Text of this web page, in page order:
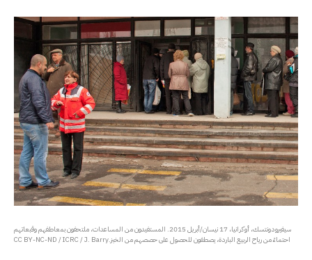
سيفيرودونتسك، أوكرانيا، 17 نيسان/أبريل 2015. المستفيدون من المساعدات، ملتحفون بمعاطفهم وقبعاتهم
احتماءً من رياح الربيع الباردة، يصطفون للحصول على حصصهم من الخبز.CC BY-NC-ND / ICRC / J. Barry